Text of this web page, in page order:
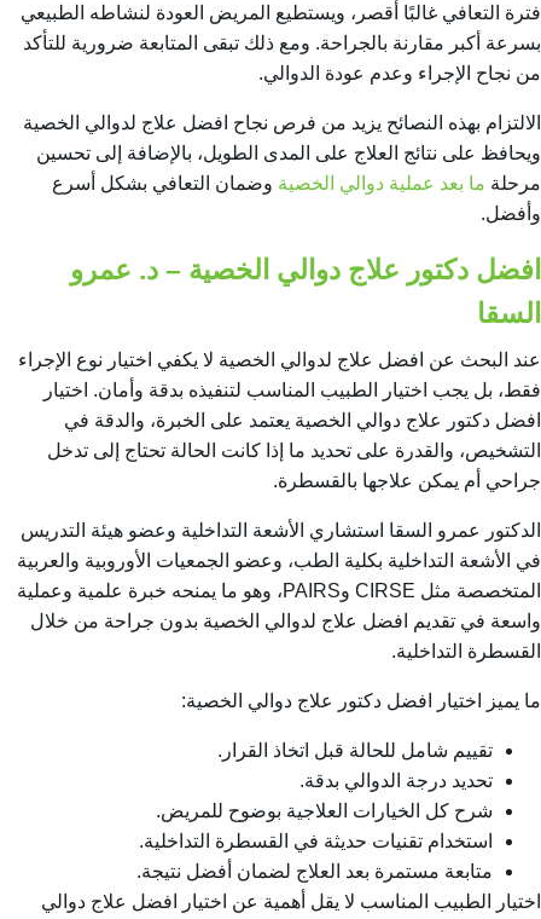
فترة التعافي غالبًا أقصر، ويستطيع المريض العودة لنشاطه الطبيعي
بسرعة أكبر مقارنة بالجراحة. ومع ذلك تبقى المتابعة ضرورية للتأكد
من نجاح الإجراء وعدم عودة الدوالي.
الالتزام بهذه النصائح يزيد من فرص نجاح افضل علاج لدوالي الخصية
ويحافظ على نتائج العلاج على المدى الطويل، بالإضافة إلى تحسين
مرحلة ما بعد عملية دوالي الخصية وضمان التعافي بشكل أسرع
وأفضل.
افضل دكتور علاج دوالي الخصية – د. عمرو
السقا
عند البحث عن افضل علاج لدوالي الخصية لا يكفي اختيار نوع الإجراء
فقط، بل يجب اختيار الطبيب المناسب لتنفيذه بدقة وأمان. اختيار
افضل دكتور علاج دوالي الخصية يعتمد على الخبرة، والدقة في
التشخيص، والقدرة على تحديد ما إذا كانت الحالة تحتاج إلى تدخل
جراحي أم يمكن علاجها بالقسطرة.
الدكتور عمرو السقا استشاري الأشعة التداخلية وعضو هيئة التدريس
في الأشعة التداخلية بكلية الطب، وعضو الجمعيات الأوروبية والعربية
المتخصصة مثل CIRSE وPAIRS، وهو ما يمنحه خبرة علمية وعملية
واسعة في تقديم افضل علاج لدوالي الخصية بدون جراحة من خلال
القسطرة التداخلية.
ما يميز اختيار افضل دكتور علاج دوالي الخصية:
تقييم شامل للحالة قبل اتخاذ القرار.
تحديد درجة الدوالي بدقة.
شرح كل الخيارات العلاجية بوضوح للمريض.
استخدام تقنيات حديثة في القسطرة التداخلية.
متابعة مستمرة بعد العلاج لضمان أفضل نتيجة.
اختيار الطبيب المناسب لا يقل أهمية عن اختيار افضل علاج دوالي